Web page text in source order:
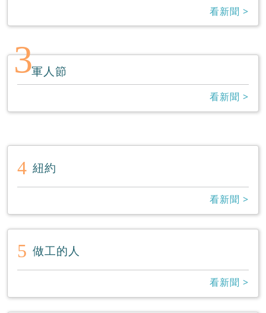
看新聞 >
3軍人節
看新聞 >
4 紐約
看新聞 >
5 做工的人
看新聞 >